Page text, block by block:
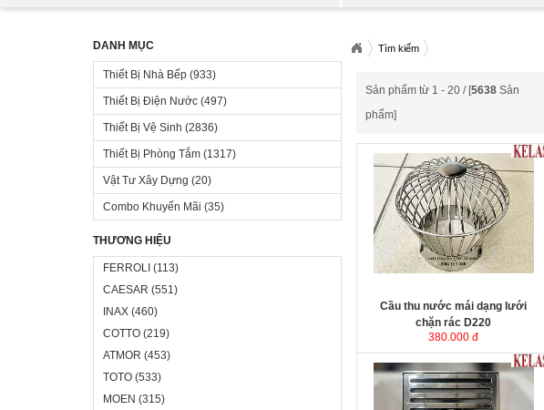
DANH MỤC
Thiết Bị Nhà Bếp (933)
Thiết Bị Điện Nước (497)
Thiết Bị Vệ Sinh (2836)
Thiết Bị Phòng Tắm (1317)
Vật Tư Xây Dựng (20)
Combo Khuyến Mãi (35)
THƯƠNG HIỆU
FERROLI (113)
CAESAR (551)
INAX (460)
COTTO (219)
ATMOR (453)
TOTO (533)
MOEN (315)
Tìm kiếm
Sản phẩm từ 1 - 20 / [5638 Sản
phẩm]
Cầu thu nước mái dạng lưới
chặn rác D220 sản xuất từ inox
304 cao cấp với thiết kế dạng sợi
inox dày 2.5mm được đan xen với
kết cấu vững chắc, ngăn chặn tình
trạng đọng rác hay nước mưa bị ứ
đọng gây thấm dột và làm tăng tải
trọng gây nguy hiểm cho mái nhà.
Cầu thu nước mái dạng lưới
chặn rác D220
380.000 đ
Phễu thoát sàn chống hôi cao cấp
KELAS K1212D60